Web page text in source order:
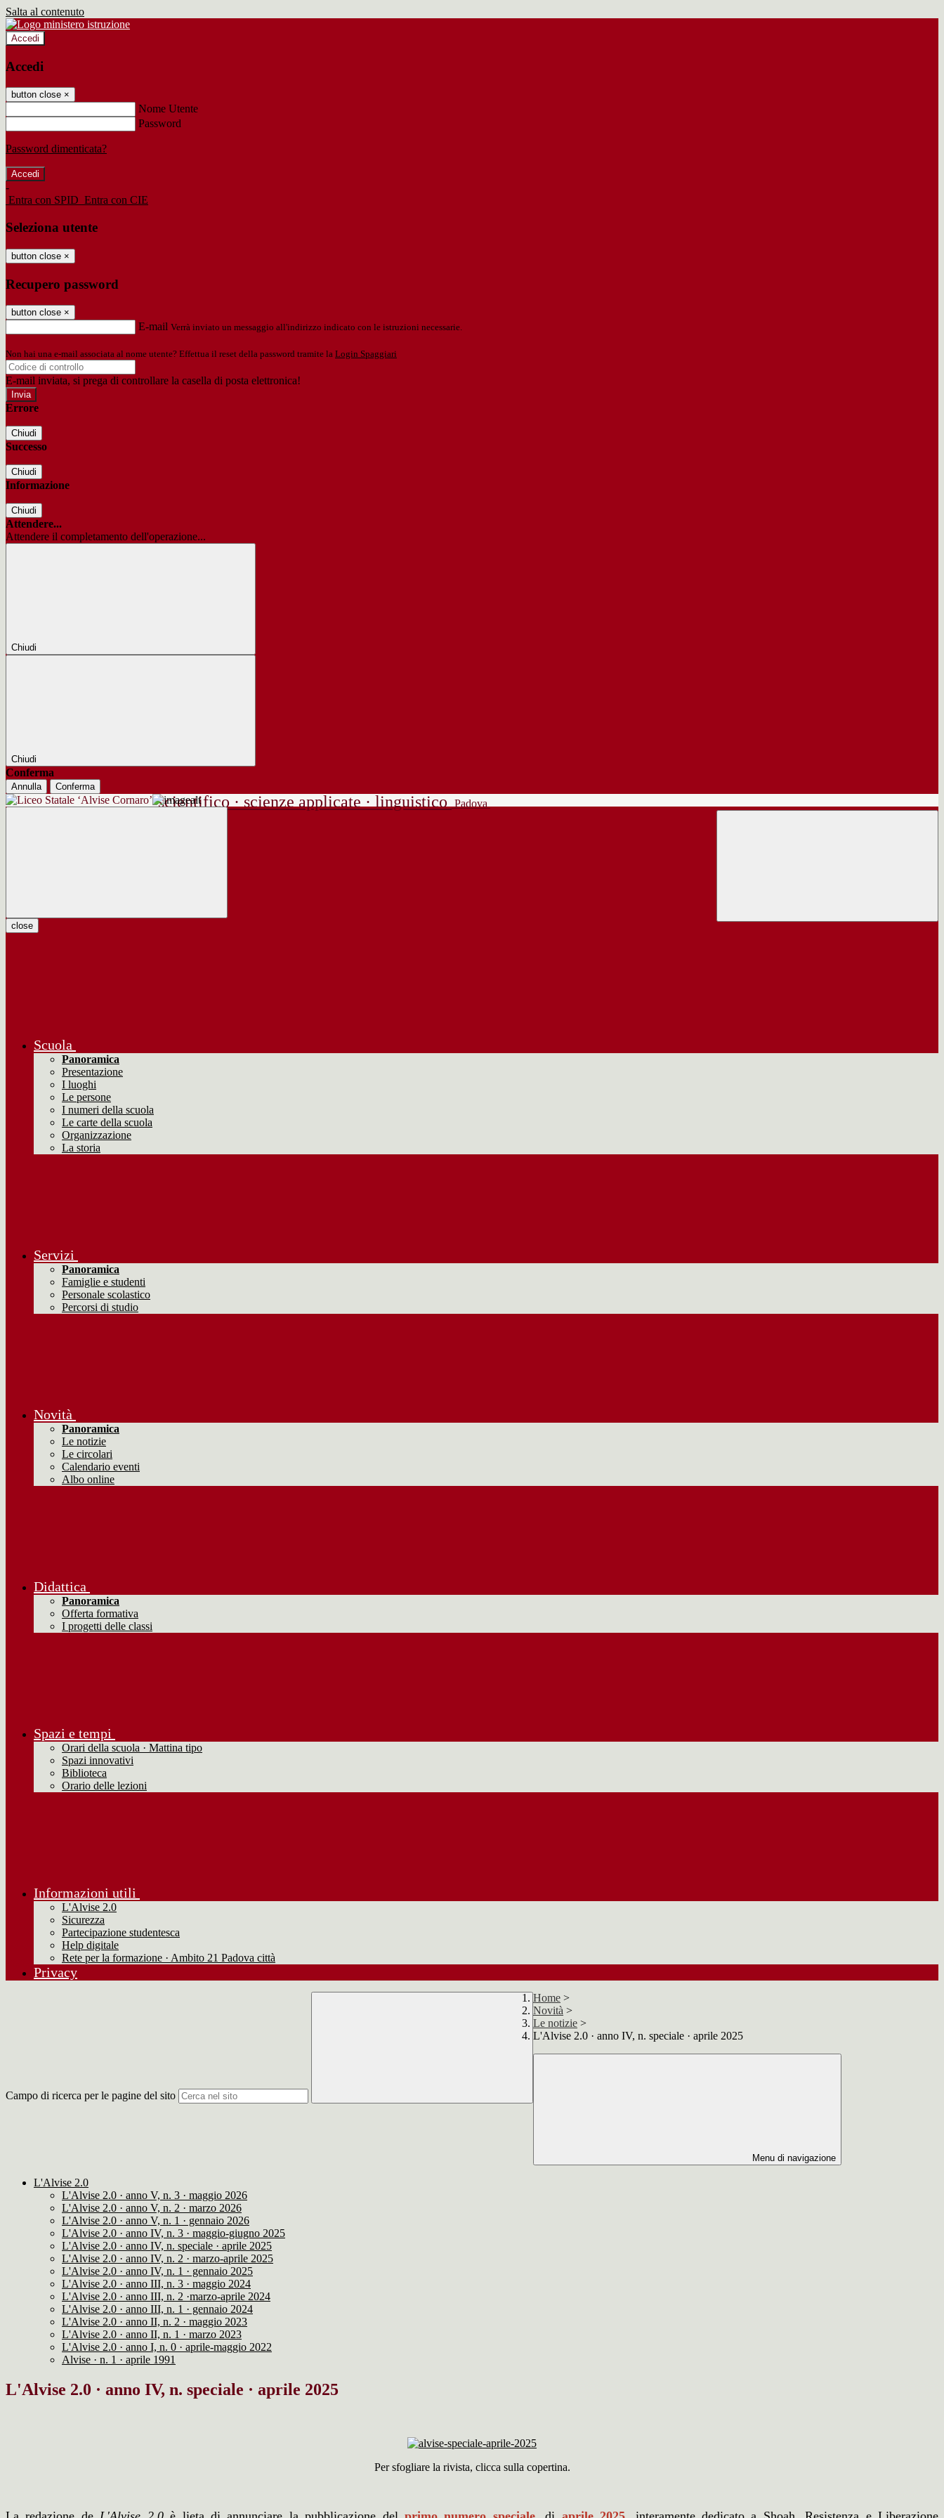
Salta al contenuto
Accedi
Accedi
button close ×
Nome Utente
Password
Password dimenticata?
-
Entra con SPID Entra con CIE
Seleziona utente
button close ×
Recupero password
button close ×
E-mail Verrà inviato un messaggio all'indirizzo indicato con le istruzioni necessarie.
Non hai una e-mail associata al nome utente? Effettua il reset della password tramite la Login Spaggiari
E-mail inviata, si prega di controllare la casella di posta elettronica!
Errore
Chiudi
Successo
Chiudi
Informazione
Chiudi
Attendere...
Attendere il completamento dell'operazione...
Chiudi
Chiudi
Conferma
Annulla Conferma
scientifico · scienze applicate · linguistico Padova
close
Scuola
Panoramica
Presentazione
I luoghi
Le persone
I numeri della scuola
Le carte della scuola
Organizzazione
La storia
Servizi
Panoramica
Famiglie e studenti
Personale scolastico
Percorsi di studio
Novità
Panoramica
Le notizie
Le circolari
Calendario eventi
Albo online
Didattica
Panoramica
Offerta formativa
I progetti delle classi
Spazi e tempi
Orari della scuola · Mattina tipo
Spazi innovativi
Biblioteca
Orario delle lezioni
Informazioni utili
L'Alvise 2.0
Sicurezza
Partecipazione studentesca
Help digitale
Rete per la formazione · Ambito 21 Padova città
Privacy
Campo di ricerca per le pagine del sito
Home >
Novità >
Le notizie >
L'Alvise 2.0 · anno IV, n. speciale · aprile 2025
Menu di navigazione
L'Alvise 2.0
L'Alvise 2.0 · anno V, n. 3 · maggio 2026
L'Alvise 2.0 · anno V, n. 2 · marzo 2026
L'Alvise 2.0 · anno V, n. 1 · gennaio 2026
L'Alvise 2.0 · anno IV, n. 3 · maggio-giugno 2025
L'Alvise 2.0 · anno IV, n. speciale · aprile 2025
L'Alvise 2.0 · anno IV, n. 2 · marzo-aprile 2025
L'Alvise 2.0 · anno IV, n. 1 · gennaio 2025
L'Alvise 2.0 · anno III, n. 3 · maggio 2024
L'Alvise 2.0 · anno III, n. 2 ·marzo-aprile 2024
L'Alvise 2.0 · anno III, n. 1 · gennaio 2024
L'Alvise 2.0 · anno II, n. 2 · maggio 2023
L'Alvise 2.0 · anno II, n. 1 · marzo 2023
L'Alvise 2.0 · anno I, n. 0 · aprile-maggio 2022
Alvise · n. 1 · aprile 1991
L'Alvise 2.0 · anno IV, n. speciale · aprile 2025
Per sfogliare la rivista, clicca sulla copertina.